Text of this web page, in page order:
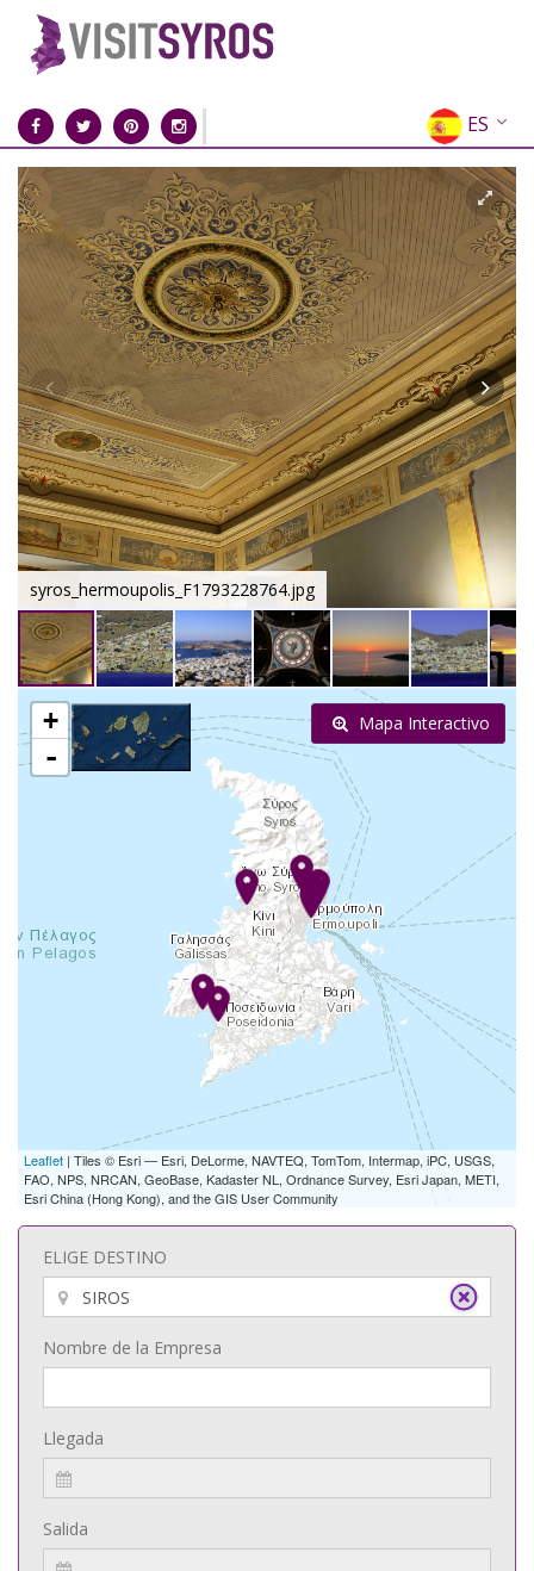
ES
EN
EL
FR
DE
IT
RU
CN
syros_hermoupolis_F1793228764.jpg
+
-
Leaflet | Tiles © Esri — Esri, DeLorme, NAVTEQ, TomTom, Intermap, iPC, USGS,
FAO, NPS, NRCAN, GeoBase, Kadaster NL, Ordnance Survey, Esri Japan, METI,
Esri China (Hong Kong), and the GIS User Community
Mapa Interactivo
ELIGE DESTINO
Nombre de la Empresa
Llegada
Salida